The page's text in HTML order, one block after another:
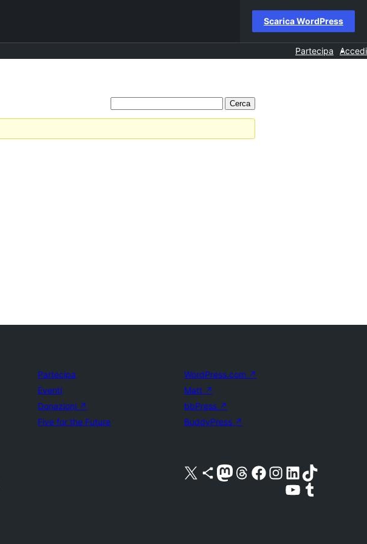
Scarica WordPress
Partecipa Accedi
Partecipa
Eventi
Donazioni ↗
Five for the Future
WordPress.com ↗
Matt ↗
bbPress ↗
BuddyPress ↗
Visita il nostro account X (ex Twitter)
Visita il nostro account Bluesky
Visita il nostro account Mastodon
Visita il nostro account Threads
Visita la nostra pagina Facebook
Visita il nostro account Instagram
Visita il nostro account LinkedIn
Visita il nostro account TikTok
Visita il nostro canale YouTube
Visita il nostro account Tumblr